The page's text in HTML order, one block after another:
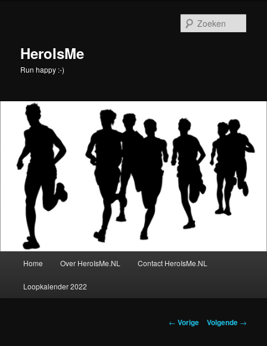
inhoudHeroIsMe
Run happy :-)
Home Over HeroIsMe.NL Contact HeroIsMe.NL
Loopkalender 2022
Berichtnavigatie
← Vorige Volgende →